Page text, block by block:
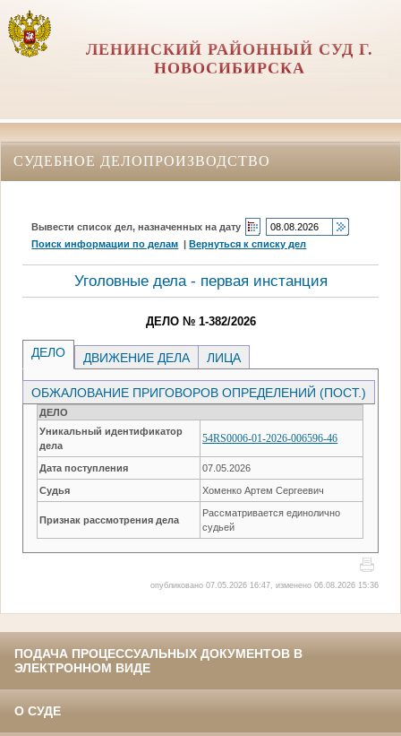
ЛЕНИНСКИЙ РАЙОННЫЙ СУД Г.
НОВОСИБИРСКА
СУДЕБНОЕ ДЕЛОПРОИЗВОДСТВО
Вывести список дел, назначенных на дату
Поиск информации по делам |Вернуться к списку дел
Уголовные дела - первая инстанция
ДЕЛО № 1-382/2026
ДЕЛО ДВИЖЕНИЕ ДЕЛА ЛИЦА
ОБЖАЛОВАНИЕ ПРИГОВОРОВ ОПРЕДЕЛЕНИЙ (ПОСТ.)
ДЕЛО
Уникальный идентификатор
дела
54RS0006-01-2026-006596-46
Дата поступления 07.05.2026
Судья Хоменко Артем Сергеевич
Признак рассмотрения дела
Рассматривается единолично
судьей
опубликовано 07.05.2026 16:47, изменено 06.08.2026 15:36
ПОДАЧА ПРОЦЕССУАЛЬНЫХ ДОКУМЕНТОВ В
ЭЛЕКТРОННОМ ВИДЕ
О СУДЕ